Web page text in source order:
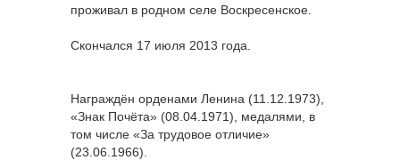
проживал в родном селе Воскресенское.
Скончался 17 июля 2013 года.
Награждён орденами Ленина (11.12.1973),
«Знак Почёта» (08.04.1971), медалями, в
том числе «За трудовое отличие»
(23.06.1966).